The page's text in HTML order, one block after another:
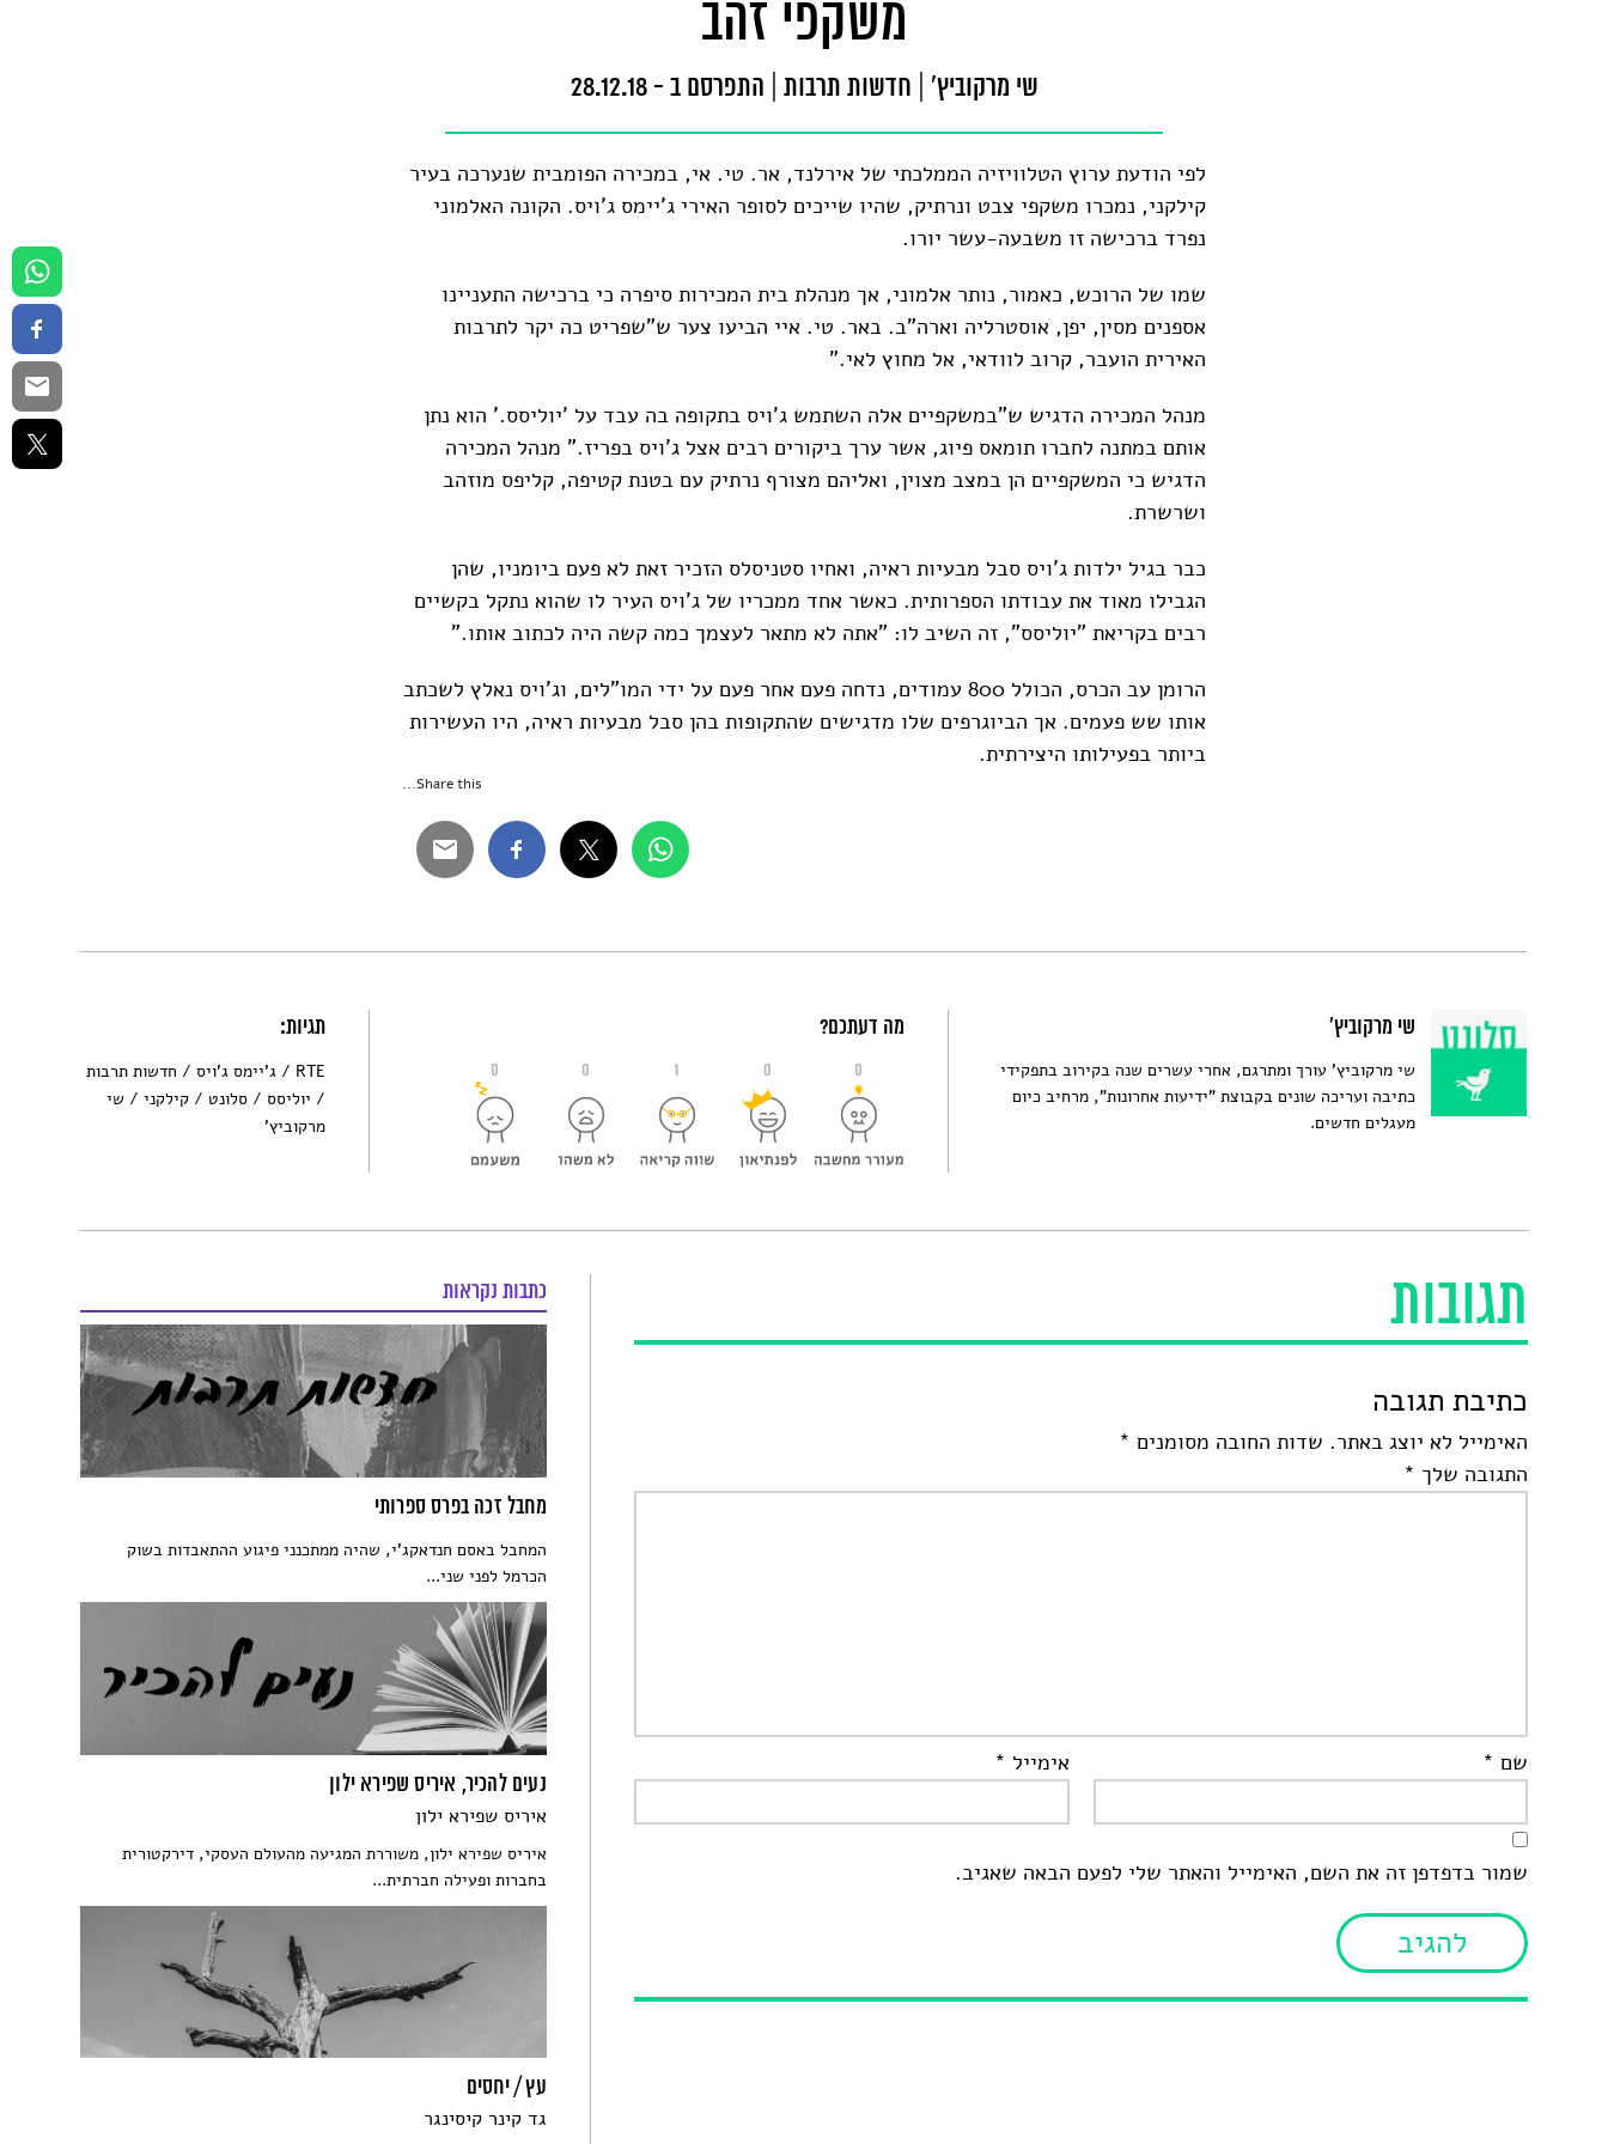
משקפי זהב
שי מרקוביץ' חדשות תרבות התפרסם ב - 28.12.18
לפי הודעת ערוץ הטלוויזיה הממלכתי של אירלנד, אר. טי. אי, במכירה הפומבית שנערכה בעיר
קילקני, נמכרו משקפי צבט ונרתיק, שהיו שייכים לסופר האירי ג'יימס ג'ויס. הקונה האלמוני
נפרד ברכישה זו משבעה-עשר יורו.
שמו של הרוכש, כאמור, נותר אלמוני, אך מנהלת בית המכירות סיפרה כי ברכישה התעניינו
אספנים מסין, יפן, אוסטרליה וארה"ב. באר. טי. איי הביעו צער ש"שפריט כה יקר לתרבות
האירית הועבר, קרוב לוודאי, אל מחוץ לאי."
מנהל המכירה הדגיש ש"במשקפיים אלה השתמש ג'ויס בתקופה בה עבד על 'יוליסס.' הוא נתן
אותם במתנה לחברו תומאס פיוג, אשר ערך ביקורים רבים אצל ג'ויס בפריז." מנהל המכירה
הדגיש כי המשקפיים הן במצב מצוין, ואליהם מצורף נרתיק עם בטנת קטיפה, קליפס מוזהב
ושרשרת.
כבר בגיל ילדות ג'ויס סבל מבעיות ראיה, ואחיו סטניסלס הזכיר זאת לא פעם ביומניו, שהן
הגבילו מאוד את עבודתו הספרותית. כאשר אחד ממכריו של ג'ויס העיר לו שהוא נתקל בקשיים
רבים בקריאת "יוליסס", זה השיב לו: "אתה לא מתאר לעצמך כמה קשה היה לכתוב אותו."
הרומן עב הכרס, הכולל 800 עמודים, נדחה פעם אחר פעם על ידי המו"לים, וג'ויס נאלץ לשכתב
אותו שש פעמים. אך הביוגרפים שלו מדגישים שהתקופות בהן סבל מבעיות ראיה, היו העשירות
ביותר בפעילותו היצירתית.
Share this...
שי מרקוביץ'
שי מרקוביץ' עורך ומתרגם, אחרי עשרים שנה בקירוב בתפקידי
כתיבה ועריכה שונים בקבוצת "ידיעות אחרונות", מרחיב כיום
מעגלים חדשים.
מה דעתכם?
0 0 1 0 0
תגיות:
RTE ג'יימס ג'ויס
חדשות תרבות
יוליסס
סלונט קילקני
שי
מרקוביץ'
תגובות
כתיבת תגובה
האימייל לא יוצג באתר. שדות החובה מסומנים *
התגובה שלך *
שם * אימייל *
שמור בדפדפן זה את השם, האימייל והאתר שלי לפעם הבאה שאגיב.
כתבות נקראות
מחבל זכה בפרס ספרותי
המחבל באסם חנדאקג'י, שהיה ממתכנני פיגוע ההתאבדות בשוק
הכרמל לפני שני...
נעים להכיר, איריס שפירא ילון
איריס שפירא ילון
איריס שפירא ילון, משוררת המגיעה מהעולם העסקי, דירקטורית
בחברות ופעילה חברתית...
עץ / יחסים
גד קינר קיסינגר